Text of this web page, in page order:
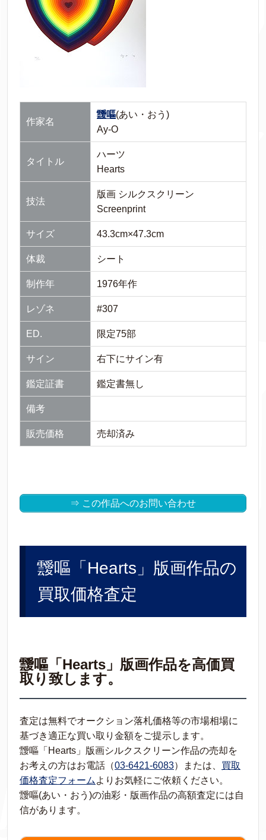
作家名
靉嘔(あい・おう)
Ay-O
タイトル
ハーツ
Hearts
技法
版画 シルクスクリーン
Screenprint
サイズ 43.3cm×47.3cm
体裁 シート
制作年 1976年作
レゾネ #307
ED. 限定75部
サイン 右下にサイン有
鑑定証書 鑑定書無し
備考
販売価格 売却済み
⇒ この作品へのお問い合わせ
靉嘔「Hearts」版画作品の
買取価格査定
靉嘔「Hearts」版画作品を高価買
取り致します。
査定は無料でオークション落札価格等の市場相場に
基づき適正な買い取り金額をご提示します。
靉嘔「Hearts」版画シルクスクリーン作品の売却を
お考えの方はお電話（03-6421-6083）または、 買取
価格査定フォーム よりお気軽にご依頼ください。
靉嘔(あい・おう)の油彩・版画作品の高額査定には自
信があります。